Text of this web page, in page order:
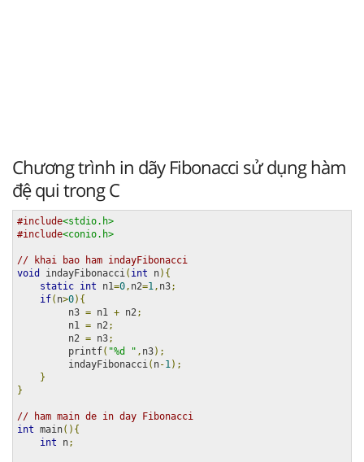
Chương trình in dãy Fibonacci sử dụng hàm
đệ qui trong C
#include<stdio.h>
#include<conio.h>
// khai bao ham indayFibonacci
void
indayFibonacci( int n){
static int n1=0, n2=1, n3;
if( n>0){
         n3
= n1 + n2;
         n1
= n2;
         n2
= n3;
         printf
( "%d " , n3);
         indayFibonacci
( n-1);
}
}
// ham main de in day Fibonacci
int main(){
int n;